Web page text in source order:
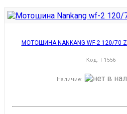
МОТОШИНА NANKANG WF-2
Код: T1556
Наличие: